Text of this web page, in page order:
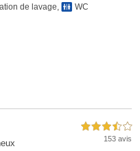
de lavage WC
3,5 étoiles sur 5
153 avis